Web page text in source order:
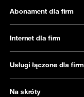
Abonament dla firm
Internet dla firm
Usługi łączone dla firm
Na skróty